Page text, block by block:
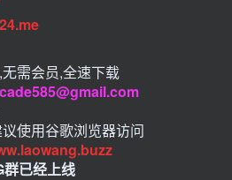
需会员,全速下载
使用谷歌浏览器访问
已经上线